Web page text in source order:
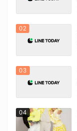
02
03
04